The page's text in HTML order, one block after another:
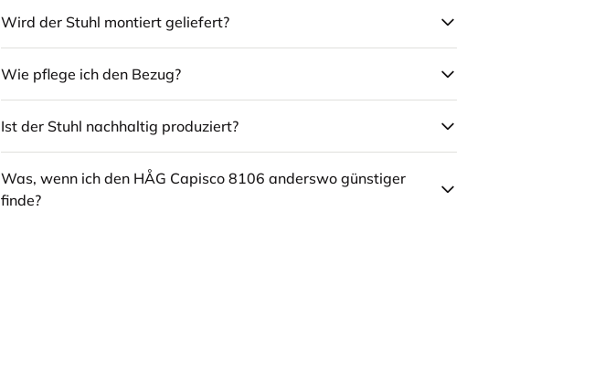
Wird der Stuhl montiert geliefert?
Wie pflege ich den Bezug?
Ist der Stuhl nachhaltig produziert?
Was, wenn ich den HÅG Capisco 8106 anderswo günstiger
finde?